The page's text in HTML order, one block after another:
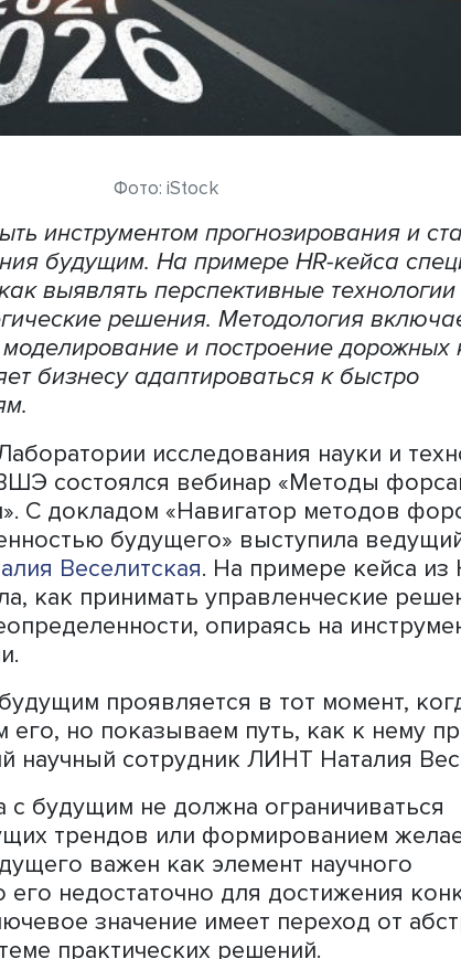
быть инструментом
будущим. На примере HR-
как выявлять перспективные
решения.
моделирование и построение
бизнесу адаптироваться к
Лаборатории исследования
ВШЭ состоялся вебинар
С докладом «Навигатор
будущего»
Наталия Веселитская. На примере
как принимать
неопределенности, опираясь на